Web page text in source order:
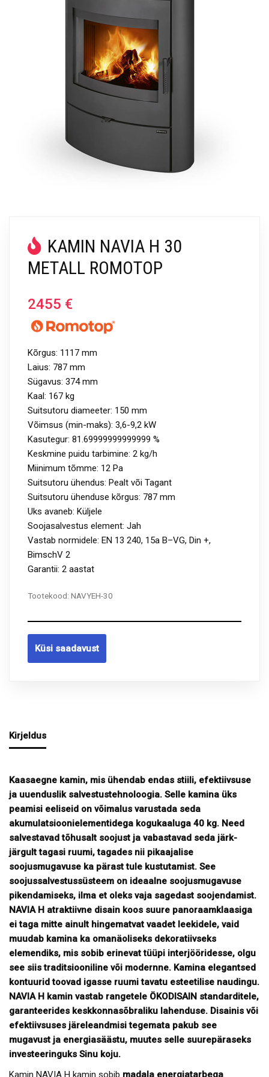
KAMIN NAVIA H 30
METALL ROMOTOP
2455 €
Kõrgus: 1117 mm
Laius: 787 mm
Sügavus: 374 mm
Kaal: 167 kg
Suitsutoru diameeter: 150 mm
Võimsus (min-maks): 3,6-9,2 kW
Kasutegur: 81.69999999999999 %
Keskmine puidu tarbimine: 2 kg/h
Miinimum tõmme: 12 Pa
Suitsutoru ühendus: Pealt või Tagant
Suitsutoru ühenduse kõrgus: 787 mm
Uks avaneb: Küljele
Soojasalvestus element: Jah
Vastab normidele: EN 13 240, 15a B–VG, Din +,
BimschV 2
Garantii: 2 aastat
Tootekood: NAVYEH-30
Küsi saadavust
Kirjeldus
Kaasaegne kamin, mis ühendab endas stiili, efektiivsuse
ja uuenduslik salvestustehnoloogia. Selle kamina üks
peamisi eeliseid on võimalus varustada seda
akumulatsioonielementidega kogukaaluga 40 kg. Need
salvestavad tõhusalt soojust ja vabastavad seda järk-
järgult tagasi ruumi, tagades nii pikaajalise
soojusmugavuse ka pärast tule kustutamist. See
soojussalvestussüsteem on ideaalne soojusmugavuse
pikendamiseks, ilma et oleks vaja sagedast soojendamist.
NAVIA H atraktiivne disain koos suure panoraamklaasiga
ei taga mitte ainult hingematvat vaadet leekidele, vaid
muudab kamina ka omanäoliseks dekoratiivseks
elemendiks, mis sobib erinevat tüüpi interjööridesse, olgu
see siis traditsiooniline või modernne. Kamina elegantsed
kontuurid toovad igasse ruumi tavatu esteetilise naudingu.
NAVIA H kamin vastab rangetele ÖKODISAIN standarditele,
garanteerides keskkonnasõbraliku lahenduse. Disainis või
efektiivsuses järeleandmisi tegemata pakub see
mugavust ja energiasäästu, muutes selle suurepäraseks
investeeringuks Sinu koju.
Kamin NAVIA H kamin sobib madala energiatarbega